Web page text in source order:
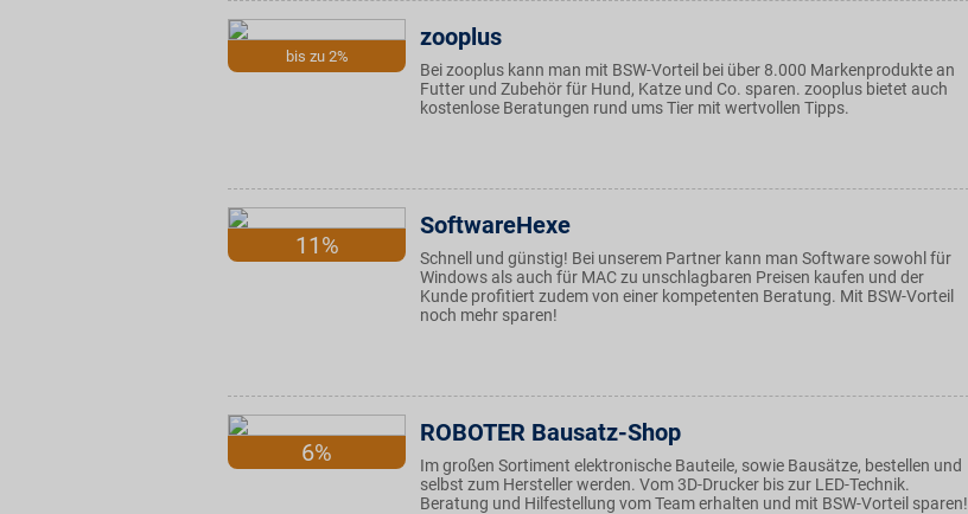
bis zu 2%
zooplus
Bei zooplus kann man mit BSW-Vorteil bei über 8.000 Markenprodukte an
Futter und Zubehör für Hund, Katze und Co. sparen. zooplus bietet auch
kostenlose Beratungen rund ums Tier mit wertvollen Tipps.
11%
SoftwareHexe
Schnell und günstig! Bei unserem Partner kann man Software sowohl für
Windows als auch für MAC zu unschlagbaren Preisen kaufen und der
Kunde profitiert zudem von einer kompetenten Beratung. Mit BSW-Vorteil
noch mehr sparen!
6%
ROBOTER Bausatz-Shop
Im großen Sortiment elektronische Bauteile, sowie Bausätze, bestellen und
selbst zum Hersteller werden. Vom 3D-Drucker bis zur LED-Technik.
Beratung und Hilfestellung vom Team erhalten und mit BSW-Vorteil sparen!